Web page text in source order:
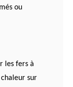
ou
les fers à
sur